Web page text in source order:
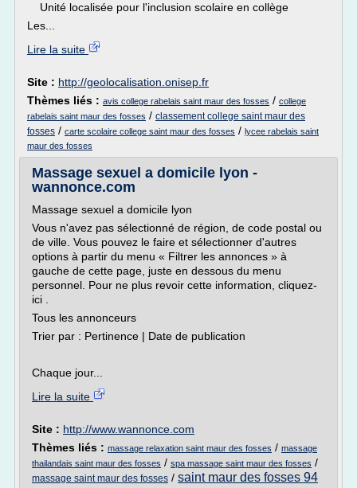
Unité localisée pour l'inclusion scolaire en collège
Les...
Lire la suite
Site : http://geolocalisation.onisep.fr
Thèmes liés : avis college rabelais saint maur des fosses / college
rabelais saint maur des fosses / classement college saint maur des
fosses / carte scolaire college saint maur des fosses / lycee rabelais saint
maur des fosses
Massage sexuel a domicile lyon -
wannonce.com
Massage sexuel a domicile lyon
Vous n'avez pas sélectionné de région, de code postal ou
de ville. Vous pouvez le faire et sélectionner d'autres
options à partir du menu « Filtrer les annonces » à
gauche de cette page, juste en dessous du menu
personnel. Pour ne plus revoir cette information, cliquez-
ici .
Tous les annonceurs
Trier par : Pertinence | Date de publication
Chaque jour...
Lire la suite
Site : http://www.wannonce.com
Thèmes liés : massage relaxation saint maur des fosses / massage
thailandais saint maur des fosses / spa massage saint maur des fosses /
massage saint maur des fosses / saint maur des fosses 94